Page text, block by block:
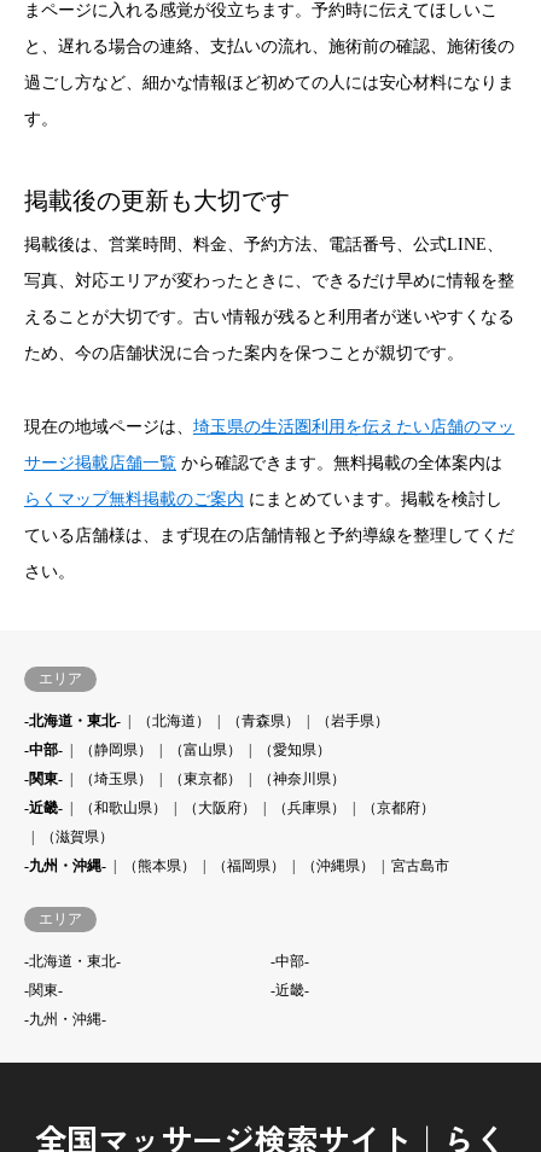
まページに入れる感覚が役立ちます。予約時に伝えてほしいこ
と、遅れる場合の連絡、支払いの流れ、施術前の確認、施術後の
過ごし方など、細かな情報ほど初めての人には安心材料になりま
す。
掲載後の更新も大切です
掲載後は、営業時間、料金、予約方法、電話番号、公式LINE、
写真、対応エリアが変わったときに、できるだけ早めに情報を整
えることが大切です。古い情報が残ると利用者が迷いやすくなる
ため、今の店舗状況に合った案内を保つことが親切です。
現在の地域ページは、 埼玉県の生活圏利用を伝えたい店舗のマッ
サージ掲載店舗一覧 から確認できます。無料掲載の全体案内は
らくマップ無料掲載のご案内 にまとめています。掲載を検討し
ている店舗様は、まず現在の店舗情報と予約導線を整理してくだ
さい。
エリア
-北海道・東北- （北海道） （青森県）
（岩手県）
-中部-
（静岡県） （富山県）
（愛知県）
-関東-
（埼玉県） （東京都）
（神奈川県）
-近畿-
（和歌山県） （大阪府） （兵庫県）
（京都府）
（滋賀県）
-九州・沖縄-
（熊本県） （福岡県） （沖縄県） 宮古島市
エリア
-北海道・東北-
-中部-
-関東-
-近畿-
-九州・沖縄-
全国マッサージ検索サイト｜らく